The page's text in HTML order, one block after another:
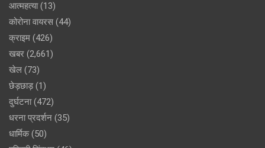
आत्महत्या(13)
कोरोना वायरस (44)
क्राइम (426)
खबर (2,661)
खेल (73)
छेड़छाड़(1)
दुर्घटना(472)
धरना प्रदर्शन (35)
धार्मिक(50)